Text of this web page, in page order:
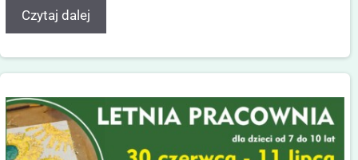
Czytaj dalej